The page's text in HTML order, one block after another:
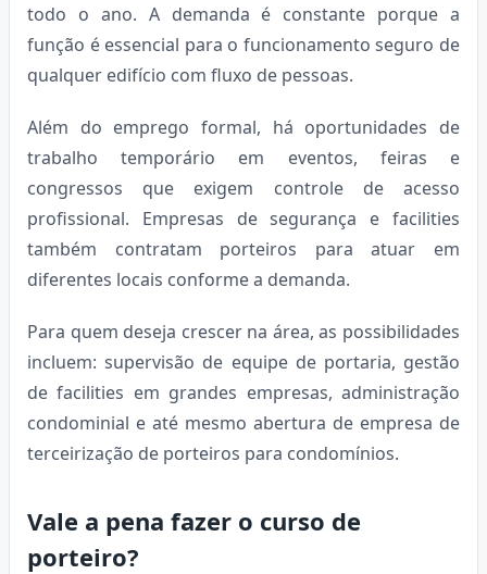
todo o ano. A demanda é constante porque a
função é essencial para o funcionamento seguro de
qualquer edifício com fluxo de pessoas.
Além do emprego formal, há oportunidades de
trabalho temporário em eventos, feiras e
congressos que exigem controle de acesso
profissional. Empresas de segurança e facilities
também contratam porteiros para atuar em
diferentes locais conforme a demanda.
Para quem deseja crescer na área, as possibilidades
incluem: supervisão de equipe de portaria, gestão
de facilities em grandes empresas, administração
condominial e até mesmo abertura de empresa de
terceirização de porteiros para condomínios.
Vale a pena fazer o curso de
porteiro?